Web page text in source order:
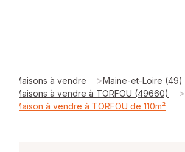
Maisons à vendre >Maine-et-Loire (49)
Maisons à vendre à TORFOU (49660) >
Maison à vendre à TORFOU de 110m²